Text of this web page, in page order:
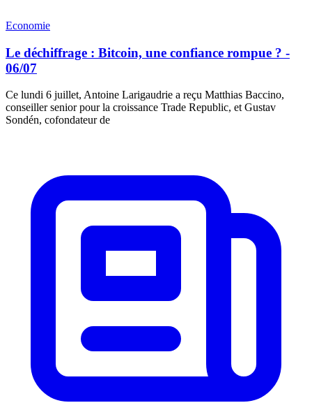
Economie
Le déchiffrage : Bitcoin, une confiance rompue ? -
06/07
Ce lundi 6 juillet, Antoine Larigaudrie a reçu Matthias Baccino,
conseiller senior pour la croissance Trade Republic, et Gustav
Sondén, cofondateur de